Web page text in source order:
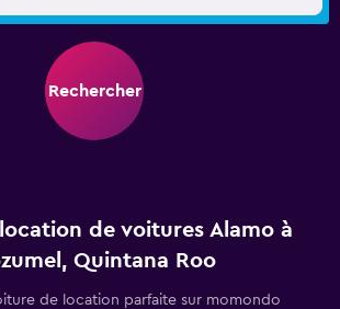
Rechercher
de voitures Alamo à
Quintana Roo
de location parfaite sur momondo